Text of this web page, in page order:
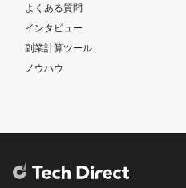
よくある質問
インタビュー
副業計算ツール
ノウハウ